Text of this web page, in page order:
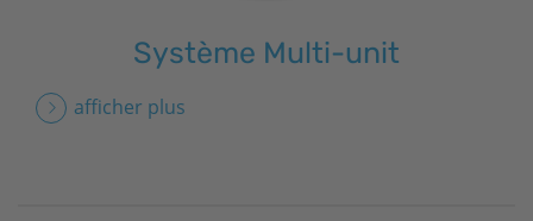
Système Multi-unit
afficher plus